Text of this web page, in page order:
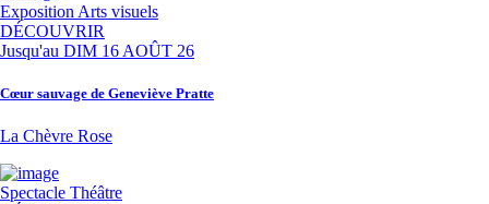
Exposition Arts visuels
DÉCOUVRIR
Jusqu'au DIM 16 AOÛT 26
Cœur sauvage de Geneviève Pratte
La Chèvre Rose
Spectacle Théâtre